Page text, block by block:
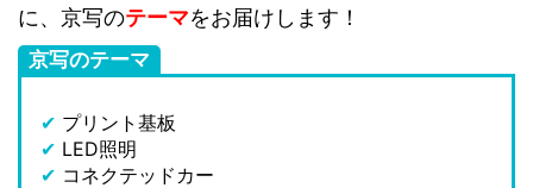
に、京写のテーマをお届けします！
京写のテーマ
✔ プリント基板
✔ LED照明
✔ コネクテッドカー